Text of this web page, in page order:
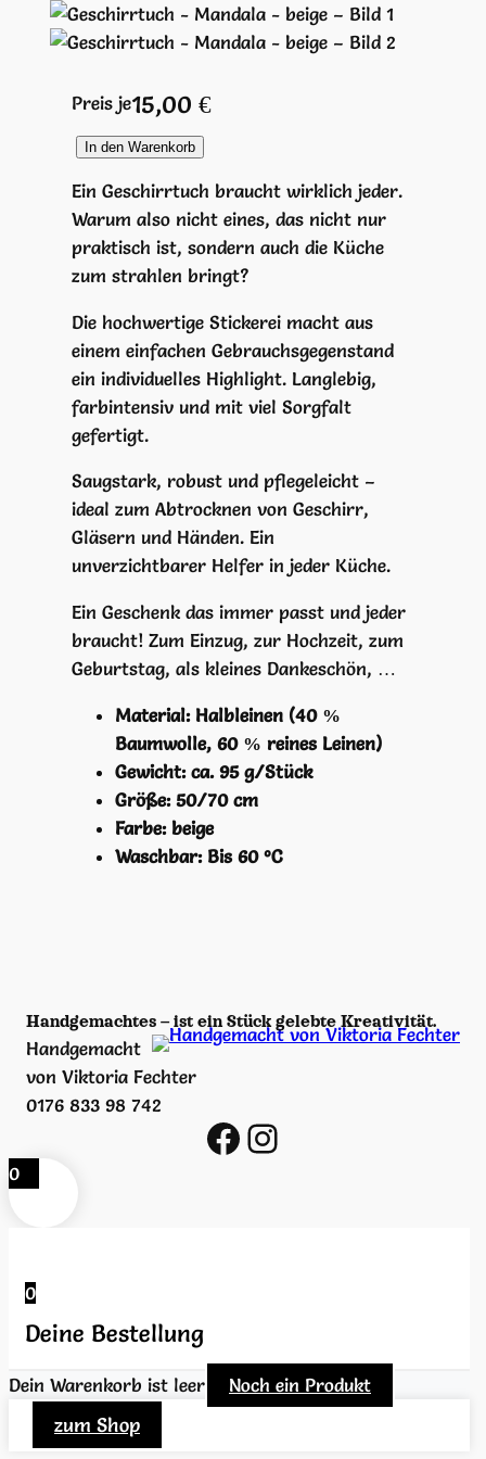
Preis je15,00€
h
r
r
t
u
c
–
M
a
n
d
a
l
In den Warenkorb
Ein Geschirrtuch braucht wirklich jeder.
Warum also nicht eines, das nicht nur
praktisch ist, sondern auch die Küche
zum strahlen bringt?
Die hochwertige Stickerei macht aus
einem einfachen Gebrauchsgegenstand
ein individuelles Highlight. Langlebig,
farbintensiv und mit viel Sorgfalt
gefertigt.
Saugstark, robust und pflegeleicht –
ideal zum Abtrocknen von Geschirr,
Gläsern und Händen. Ein
unverzichtbarer Helfer in jeder Küche.
Ein Geschenk das immer passt und jeder
braucht! Zum Einzug, zur Hochzeit, zum
Geburtstag, als kleines Dankeschön, …
Material: Halbleinen (40 %
Baumwolle, 60 % reines Leinen)
Gewicht: ca. 95 g/Stück
Größe: 50/70 cm
Farbe: beige
Waschbar: Bis 60 °C
Handgemachtes – ist ein Stück gelebte Kreativität.
Handgemacht
von Viktoria Fechter
0176 833 98 742
https://www.facebook.com/viktoria.fechter/ https://www.instagram.com/handgemacht_v_viktoria_fechter/
0
0
Deine Bestellung
Dein Warenkorb ist leer Noch ein Produkt
zum Shop